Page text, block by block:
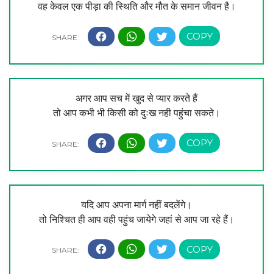
वह केवल एक पीड़ा की स्थिति और मौत के समान जीवन है।
अगर आप सच में खुद से प्यार करते हैं
तो आप कभी भी किसी को दुःख नही पहुंचा सकते।
यदि आप अपना मार्ग नहीं बदलेंगे।
तो निश्चित ही आप वही पहुंच जायेगे जहां से आप जा रहे हैं।